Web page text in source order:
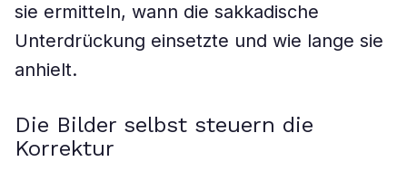
sie ermitteln, wann die sakkadische
Unterdrückung einsetzte und wie lange sie
anhielt.
Die Bilder selbst steuern die
Korrektur